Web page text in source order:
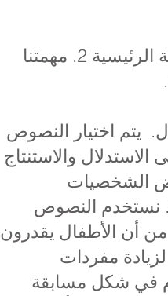
يسعدنا أن نرى معظم الأطفال يقرؤون بطلاقة في الوقت الذي يبدأون فيه المرحلة الرئيسية 2. مهمتنا
يتم اختيار النصوص
والاستنتاج
الشخصيات
نستخدم النصوص
من أن الأطفال يقدرون
مفردات
في شكل مسابقة